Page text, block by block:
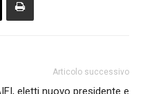
Articolo successivo
eletti nuovo presidente e